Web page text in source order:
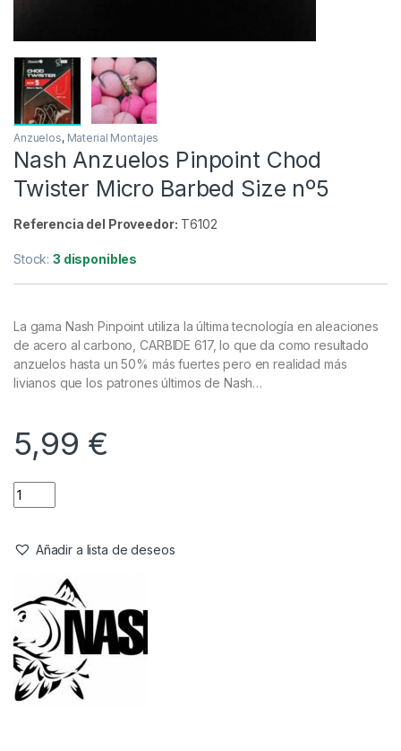
Anzuelos, Material Montajes
Nash Anzuelos Pinpoint Chod
Referencia del Proveedor:
La gama Nash Pinpoint utiliza la última tecnología en aleaciones
anzuelos hasta un 50% más fuertes pero en realidad más
livianos que los patrones últimos de Nash…
5,99€